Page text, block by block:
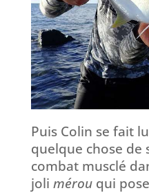
Puis Colin se fait
quelque chose de
combat musclé
joli mérouqui